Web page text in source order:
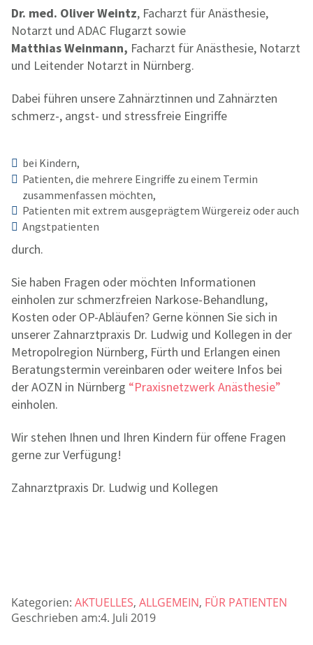
Dr. med. Oliver Weintz, Facharzt für Anästhesie,
Notarzt und ADAC Flugarzt sowie
Matthias Weinmann, Facharzt für Anästhesie, Notarzt
und Leitender Notarzt in Nürnberg.
Dabei führen unsere Zahnärztinnen und Zahnärzten
schmerz-, angst- und stressfreie Eingriffe
bei Kindern,
Patienten, die mehrere Eingriffe zu einem Termin
zusammenfassen möchten,
Patienten mit extrem ausgeprägtem Würgereiz oder auch
Angstpatienten
durch.
Sie haben Fragen oder möchten Informationen
einholen zur schmerzfreien Narkose-Behandlung,
Kosten oder OP-Abläufen? Gerne können Sie sich in
unserer Zahnarztpraxis Dr. Ludwig und Kollegen in der
Metropolregion Nürnberg, Fürth und Erlangen einen
Beratungstermin vereinbaren oder weitere Infos bei
der AOZN in Nürnberg “Praxisnetzwerk Anästhesie”
einholen.
Wir stehen Ihnen und Ihren Kindern für offene Fragen
gerne zur Verfügung!
Zahnarztpraxis Dr. Ludwig und Kollegen
Kategorien: AKTUELLES, ALLGEMEIN, FÜR PATIENTEN
Geschrieben am:4. Juli 2019